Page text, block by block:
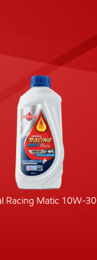
Racing Matic 10W-30